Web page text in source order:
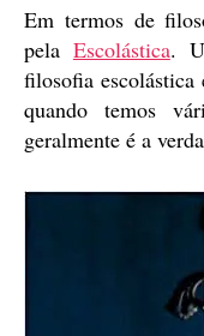
Em termos de
pela Escolástica.
filosofia escolástica
quando temos
geralmente é a